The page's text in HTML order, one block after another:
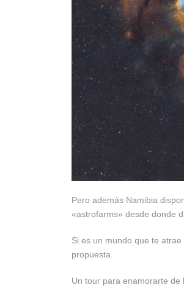
Pero además Namibia
«astrofarms» desde donde
Si es un mundo que te
propuesta.
Un tour para enamorarte de